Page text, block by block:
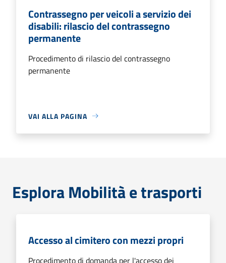
Contrassegno per veicoli a servizio dei
disabili: rilascio del contrassegno
permanente
Procedimento di rilascio del contrassegno
permanente
VAI ALLA PAGINA
Esplora Mobilità e trasporti
Accesso al cimitero con mezzi propri
Procedimento di domanda per l'accesso dei